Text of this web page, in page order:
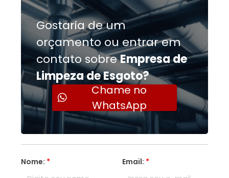
Gostaria de um
orçamento ou entrar em
contato sobreEmpresa de
Limpeza de Esgoto?
Chame no
WhatsApp
Nome: * Email: *